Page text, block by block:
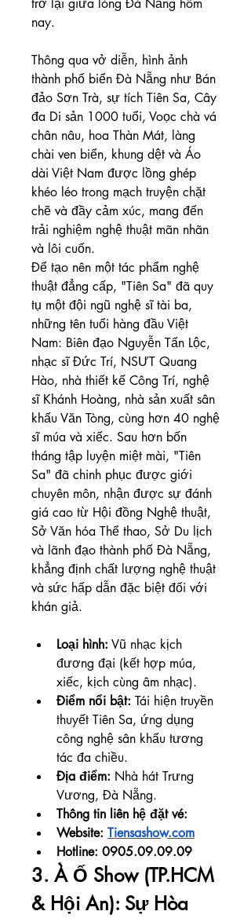
trở lại giữa lòng Đà Nẵng hôm
nay.
Thông qua vở diễn, hình ảnh
thành phố biển Đà Nẵng như Bán
đảo Sơn Trà, sự tích Tiên Sa, Cây
đa Di sản 1000 tuổi, Voọc chà vá
chân nâu, hoa Thàn Mát, làng
chài ven biển, khung dệt và Áo
dài Việt Nam được lồng ghép
khéo léo trong mạch truyện chặt
chẽ và đầy cảm xúc, mang đến
trải nghiệm nghệ thuật mãn nhãn
và lôi cuốn.
Để tạo nên một tác phẩm nghệ
thuật đẳng cấp, "Tiên Sa" đã quy
tụ một đội ngũ nghệ sĩ tài ba,
những tên tuổi hàng đầu Việt
Nam: Biên đạo Nguyễn Tấn Lộc,
nhạc sĩ Đức Trí, NSƯT Quang
Hào, nhà thiết kế Công Trí, nghệ
sĩ Khánh Hoàng, nhà sản xuất sân
khấu Văn Tòng, cùng hơn 40 nghệ
sĩ múa và xiếc. Sau hơn bốn
tháng tập luyện miệt mài, "Tiên
Sa" đã chinh phục được giới
chuyên môn, nhận được sự đánh
giá cao từ Hội đồng Nghệ thuật,
Sở Văn hóa Thể thao, Sở Du lịch
và lãnh đạo thành phố Đà Nẵng,
khẳng định chất lượng nghệ thuật
và sức hấp dẫn đặc biệt đối với
khán giả.
Loại hình: Vũ nhạc kịch
đương đại (kết hợp múa,
xiếc, kịch cùng âm nhạc).
Điểm nổi bật: Tái hiện truyền
thuyết Tiên Sa, ứng dụng
công nghệ sân khấu tương
tác đa chiều.
Địa điểm: Nhà hát Trưng
Vương, Đà Nẵng.
Thông tin liên hệ đặt vé:
Website: Tiensashow.com
Hotline: 0905.09.09.09
3. À Ố Show (TP.HCM
& Hội An): Sự Hòa